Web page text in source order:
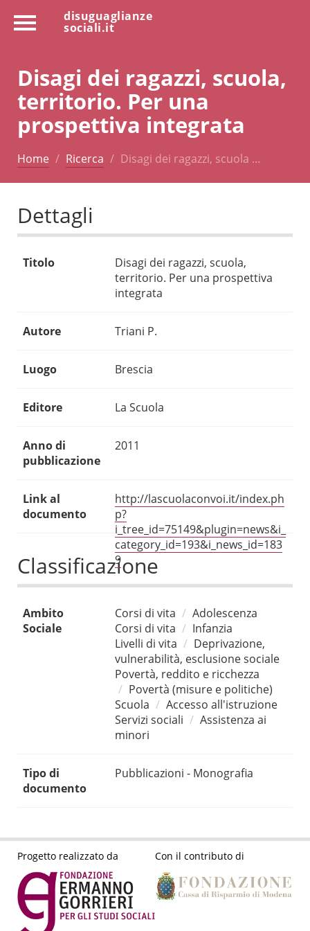
disuguaglianze
sociali.it
Disagi dei ragazzi, scuola,
territorio. Per una
prospettiva integrata
Home Ricerca Disagi dei ragazzi, scuola …
Dettagli
Titolo
Disagi dei ragazzi, scuola,
territorio. Per una prospettiva
integrata
Autore Triani P.
Luogo Brescia
Editore La Scuola
Anno di
pubblicazione
2011
Link al
documento
http://lascuolaconvoi.it/index.ph
p?
i_tree_id=75149&plugin=news&i_
category_id=193&i_news_id=183
9
Classificazione
Ambito
Sociale
Corsi di vita
Adolescenza
Corsi di vita
Infanzia
Livelli di vita
Deprivazione,
vulnerabilità, esclusione sociale
Povertà, reddito e ricchezza
Povertà (misure e politiche)
Scuola
Accesso all'istruzione
Servizi sociali
Assistenza ai
minori
Tipo di
documento
Pubblicazioni - Monografia
Progetto realizzato da Con il contributo di